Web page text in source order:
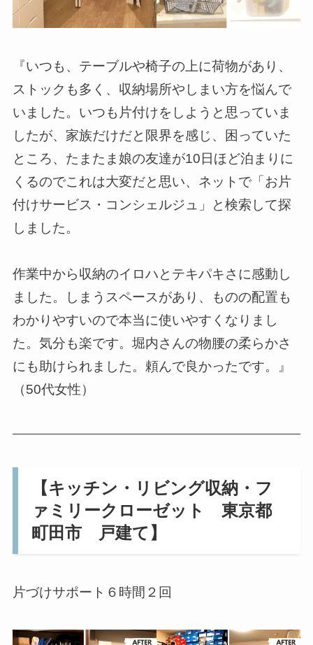
『いつも、テーブルや椅子の上に荷物があり、
ストックも多く、収納場所やしまい方を悩んで
いました。いつも片付けをしようと思っていま
したが、家族だけだと限界を感じ、困っていた
ところ、たまたま娘の友達が10日ほど泊まりに
くるのでこれは大変だと思い、ネットで「お片
付けサービス・コンシェルジュ」と検索して探
しました。
作業中から収納のイロハとテキパキさに感動し
ました。しまうスペースがあり、ものの配置も
わかりやすいので本当に使いやすくなりまし
た。気分も楽です。堀内さんの物腰の柔らかさ
にも助けられました。頼んで良かったです。』
（50代女性）
【キッチン・リビング収納・フ
ァミリークローゼット 東京都
町田市 戸建て】
片づけサポート６時間２回